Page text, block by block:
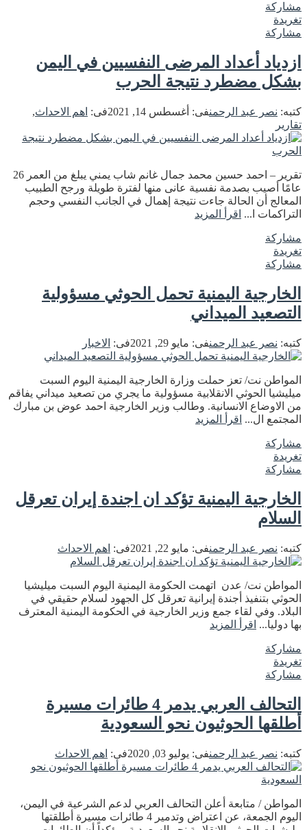
مشاركة
تغريدة
مشاركة
ازدياد أعداد المرضى النفسيين في اليمن
بشكل مضطرد نتيجة الحرب
كتبه: نصر عبد الرحمنفى: أغسطس 14, 2021 فى: اهم الاحداث,
تقارير
تقرير – احمد حسين محمد جمال غانم شاب يمني يبلغ من العمر 26
عامًا أصيب بصدمة نفسية عانى منها لفترة طويلة ورجح الطبيب
المعالج أن الحالة جاءت نتيجة إهمال في الجانب النفسي وحجم
التراكمات ا... اقرأ المزيد
مشاركة
تغريدة
مشاركة
الخارجية اليمنية تحمل الحوثي مسؤولية
التصعيد الميداني
كتبه: نصر عبد الرحمنفى: مايو 29, 2021 فى: الاخبار
المواطن نت/ تعز حملت وزارة الخارجية اليمنية اليوم السبت
ميليشيا الحوثي الانقلابية مسؤولية ما يجري من تصعيد ميداني يفاقم
من الاوضاع الانسانية. وطالب وزير الخارجية احمد عوض بن مبارك
المجتمع ال... اقرأ المزيد
مشاركة
تغريدة
مشاركة
الخارجية اليمنية تؤكد ان اجندة إيران تعرقل
السلام
كتبه: نصر عبد الرحمنفى: مايو 22, 2021 فى: اهم الاحداث
المواطن نت/ عدن اتهمت الحكومة اليمنية اليوم السبت ميليشيا
الحوثي بتنفيذ أجندة إيرانية تعرقل كل الجهود لسلام حقيقي في
البلاد. وفي لقاء جمع وزير الخارجية في الحكومة اليمنية المعترف
بها دوليا... اقرأ المزيد
مشاركة
تغريدة
مشاركة
التحالف العربي يدمر 4 طائرات مسيرة
أطلقها الحوثيون نحو السعودية
كتبه: نصر عبد الرحمنفى: يوليو 03, 2020 فى: اهم الاحداث
المواطن / متابعة أعلن التحالف العربي لدعم الشرعية في اليمن،
اليوم الجمعة، عن اعتراض وتدمير 4 طائرات مسيرة أطلقتها